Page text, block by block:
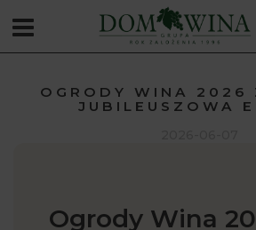
OGRODY WINA 2026
JUBILEUSZOWA
Ogrody Wina